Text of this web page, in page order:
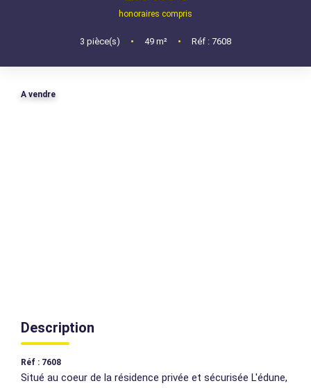
Gestion Locative
honoraires compris
3 pièce(s) • 49 m² • Réf : 7608
A vendre
Description
Réf : 7608
Situé au coeur de la résidence privée et sécurisée L'édune,